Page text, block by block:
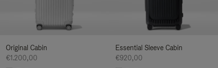
Original Cabin
€1.200,00
Essential Sleeve Cabin
€920,00